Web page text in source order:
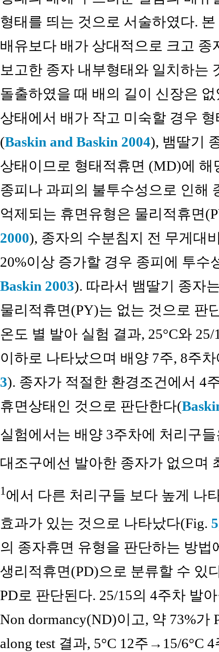
형태를 띄는 것으로 서술하였다.
배유보다 배가 상대적으로 크고
보고한 종자 내부형태와 일치하는
돌출하였을 때 배의 길이 신장은
상태에서 배가 작고 미숙할 경우
(Baskin and Baskin 2004), 뱀딸기
상태이므로 형태적휴면 (MD)에
종피나 과피의 불투수성으로 인해
억제되는 휴면유형은 물리적휴면
2000), 종자의 수분침지 전 무게대
20%이상 증가할 경우 종피에 투수
Baskin 2003). 따라서 뱀딸기 종자
물리적휴면(PY)는 없는 것으로 판
온도 별 발아 실험 결과, 25°C와
이하로 나타났으며 배양 7주, 8주
3). 종자가 적절한 환경조건에서 4
휴면상태인 것으로 판단한다(
실험에서는 배양 3주차에 처리구
대조구에선 발아한 종자가 없으며
1에서 다른 처리구들 보다 높게 나
효과가 있는 것으로 나타났다(Fig. 5
의 종자휴면 유형을 판단하는 방법
생리적휴면(PD)으로 분류할 수 있
PD로 판단된다. 25/15의 4주차 발
Non dormancy(ND)이고, 약 73%
along test 결과, 5°C 12주→15/6°C